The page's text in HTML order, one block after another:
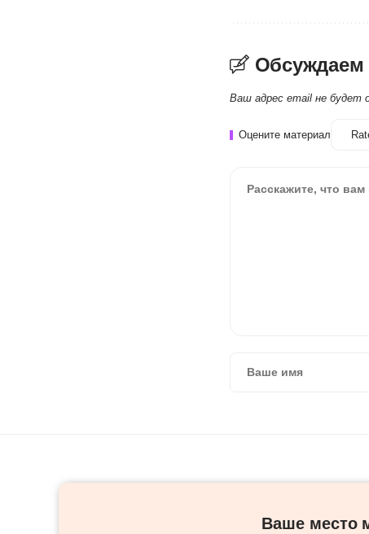
Обсуждаем
Ваш адрес email не будет
Оцените материал
Ваше место